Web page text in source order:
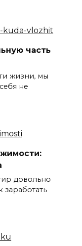
часть
жизни, мы
не
довольно
заработать